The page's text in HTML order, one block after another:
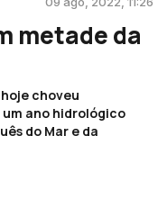
metade da
choveu
ano hidrológico
do Mar e da